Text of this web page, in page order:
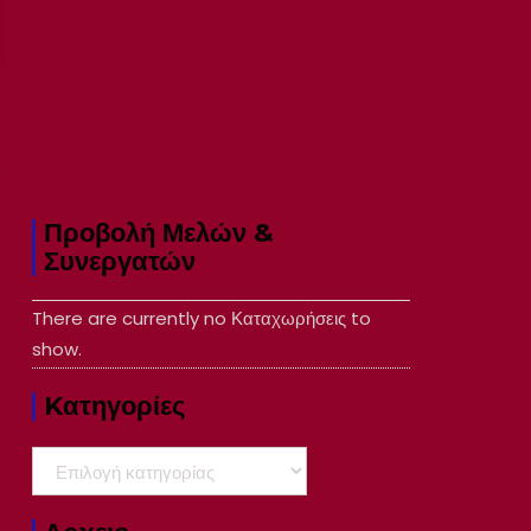
Προβολή Μελών &
Συνεργατών
There are currently no Καταχωρήσεις to
show.
Kατηγορίες
Kατηγορίες